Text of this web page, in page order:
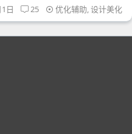
日 25 优化辅助,设计美化